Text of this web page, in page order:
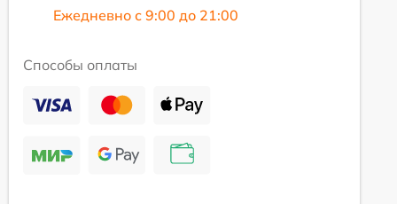
Ежедневно с 9:00 до 21:00
Способы оплаты